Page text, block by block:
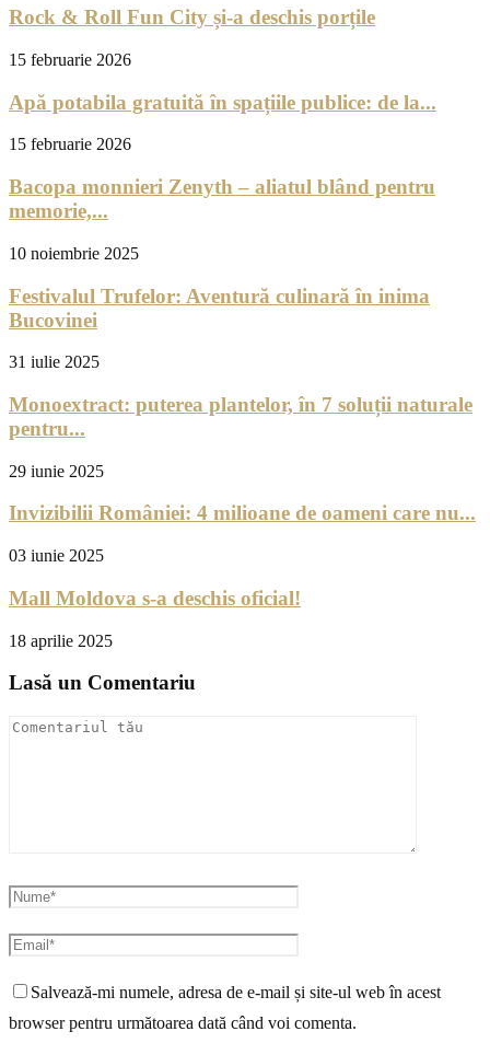
Rock & Roll Fun City și-a deschis porțile
15 februarie 2026
Apă potabila gratuită în spațiile publice: de la...
15 februarie 2026
Bacopa monnieri Zenyth – aliatul blând pentru
memorie,...
10 noiembrie 2025
Festivalul Trufelor: Aventură culinară în inima
Bucovinei
31 iulie 2025
Monoextract: puterea plantelor, în 7 soluții naturale
pentru...
29 iunie 2025
Invizibilii României: 4 milioane de oameni care nu...
03 iunie 2025
Mall Moldova s-a deschis oficial!
18 aprilie 2025
Lasă un Comentariu
Salvează-mi numele, adresa de e-mail și site-ul web în acest
browser pentru următoarea dată când voi comenta.